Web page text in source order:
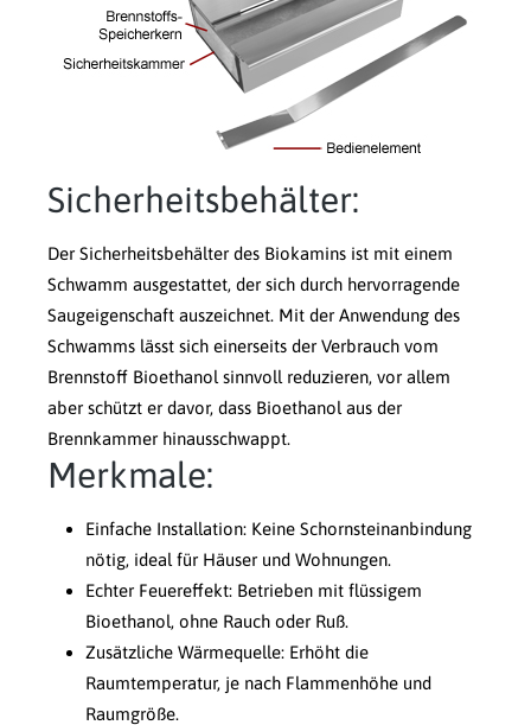
Sicherheitsbehälter:
Der Sicherheitsbehälter des Biokamins ist mit einem
Schwamm ausgestattet, der sich durch hervorragende
Saugeigenschaft auszeichnet. Mit der Anwendung des
Schwamms lässt sich einerseits der Verbrauch vom
Brennstoff Bioethanol sinnvoll reduzieren, vor allem
aber schützt er davor, dass Bioethanol aus der
Brennkammer hinausschwappt.
Merkmale:
Einfache Installation: Keine Schornsteinanbindung
nötig, ideal für Häuser und Wohnungen.
Echter Feuereffekt: Betrieben mit flüssigem
Bioethanol, ohne Rauch oder Ruß.
Zusätzliche Wärmequelle: Erhöht die
Raumtemperatur, je nach Flammenhöhe und
Raumgröße.